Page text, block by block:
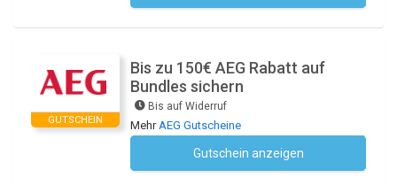
GUTSCHEIN
Bis zu 150€ AEG Rabatt auf
Bundles sichern
Bis auf Widerruf
MehrAEG Gutscheine
Gutschein anzeigen